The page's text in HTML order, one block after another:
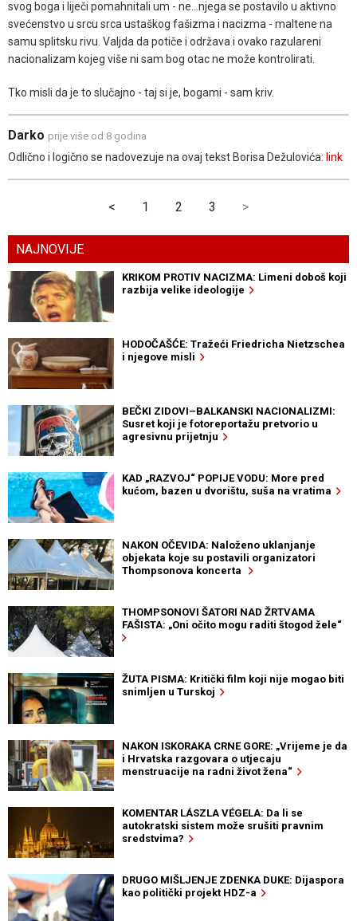
svog boga i liječi pomahnitali um - ne...njega se postavilo u aktivno
svećenstvo u srcu srca ustaškog fašizma i nacizma - maltene na
samu splitsku rivu. Valjda da potiče i održava i ovako razulareni
nacionalizam kojeg više ni sam bog otac ne može kontrolirati.
Tko misli da je to slučajno - taj si je, bogami - sam kriv.
Darko prije više od 8 godina
Odlično i logično se nadovezuje na ovaj tekst Borisa Dežulovića: link
< 1 2 3 >
NAJNOVIJE
KRIKOM PROTIV NACIZMA: Limeni doboš koji
razbija velike ideologije
HODOČAŠĆE: Tražeći Friedricha Nietzschea
i njegove misli
BEČKI ZIDOVI–BALKANSKI NACIONALIZMI:
Susret koji je fotoreportažu pretvorio u
agresivnu prijetnju
KAD „RAZVOJ“ POPIJE VODU: More pred
kućom, bazen u dvorištu, suša na vratima
NAKON OČEVIDA: Naloženo uklanjanje
objekata koje su postavili organizatori
Thompsonova koncerta
THOMPSONOVI ŠATORI NAD ŽRTVAMA
FAŠISTA: „Oni očito mogu raditi štogod žele“
ŽUTA PISMA: Kritički film koji nije mogao biti
snimljen u Turskoj
NAKON ISKORAKA CRNE GORE: „Vrijeme je da
i Hrvatska razgovara o utjecaju
menstruacije na radni život žena“
KOMENTAR LÁSZLA VÉGELA: Da li se
autokratski sistem može srušiti pravnim
sredstvima?
DRUGO MIŠLJENJE ZDENKA DUKE: Dijaspora
kao politički projekt HDZ-a